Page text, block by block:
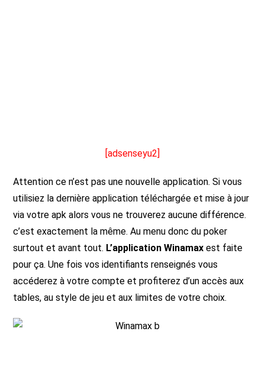
[adsenseyu2]
Attention ce n’est pas une nouvelle application. Si vous
utilisiez la dernière application téléchargée et mise à jour
via votre apk alors vous ne trouverez aucune différence.
c’est exactement la même. Au menu donc du poker
surtout et avant tout. L’application Winamax est faite
pour ça. Une fois vos identifiants renseignés vous
accéderez à votre compte et profiterez d’un accès aux
tables, au style de jeu et aux limites de votre choix.